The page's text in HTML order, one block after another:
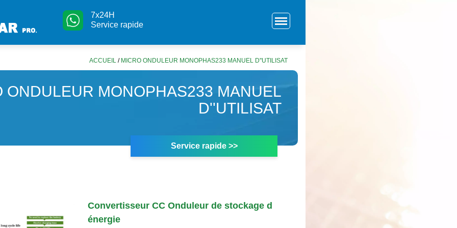
7x24H
Service rapide
ACCUEIL / MICRO ONDULEUR MONOPHAS233 MANUEL D''UTILISAT
ONDULEUR MONOPHAS233 MANUEL
D''UTILISAT
Service rapide >>
Convertisseur CC Onduleur de stockage d
énergie